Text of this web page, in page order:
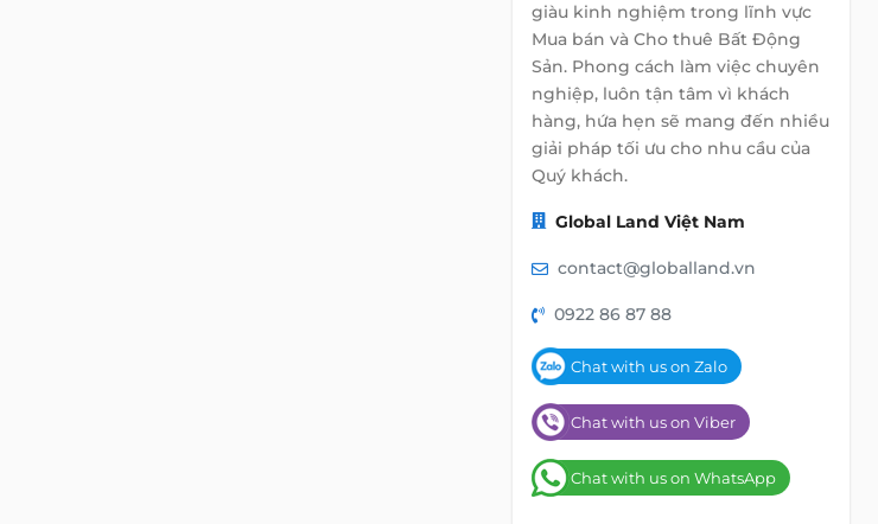
giàu kinh nghiệm trong lĩnh vực
Mua bán và Cho thuê Bất Động
Sản. Phong cách làm việc chuyên
nghiệp, luôn tận tâm vì khách
hàng, hứa hẹn sẽ mang đến nhiều
giải pháp tối ưu cho nhu cầu của
Quý khách.
Global Land Việt Nam
contact@globalland.vn
0922 86 87 88
Chat with us on Zalo
Chat with us on Viber
Chat with us on WhatsApp